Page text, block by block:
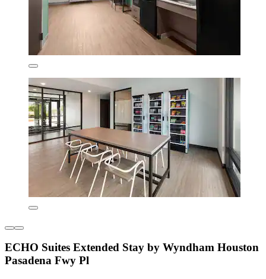
ECHO Suites Extended Stay by Wyndham Houston
Pasadena Fwy Pl